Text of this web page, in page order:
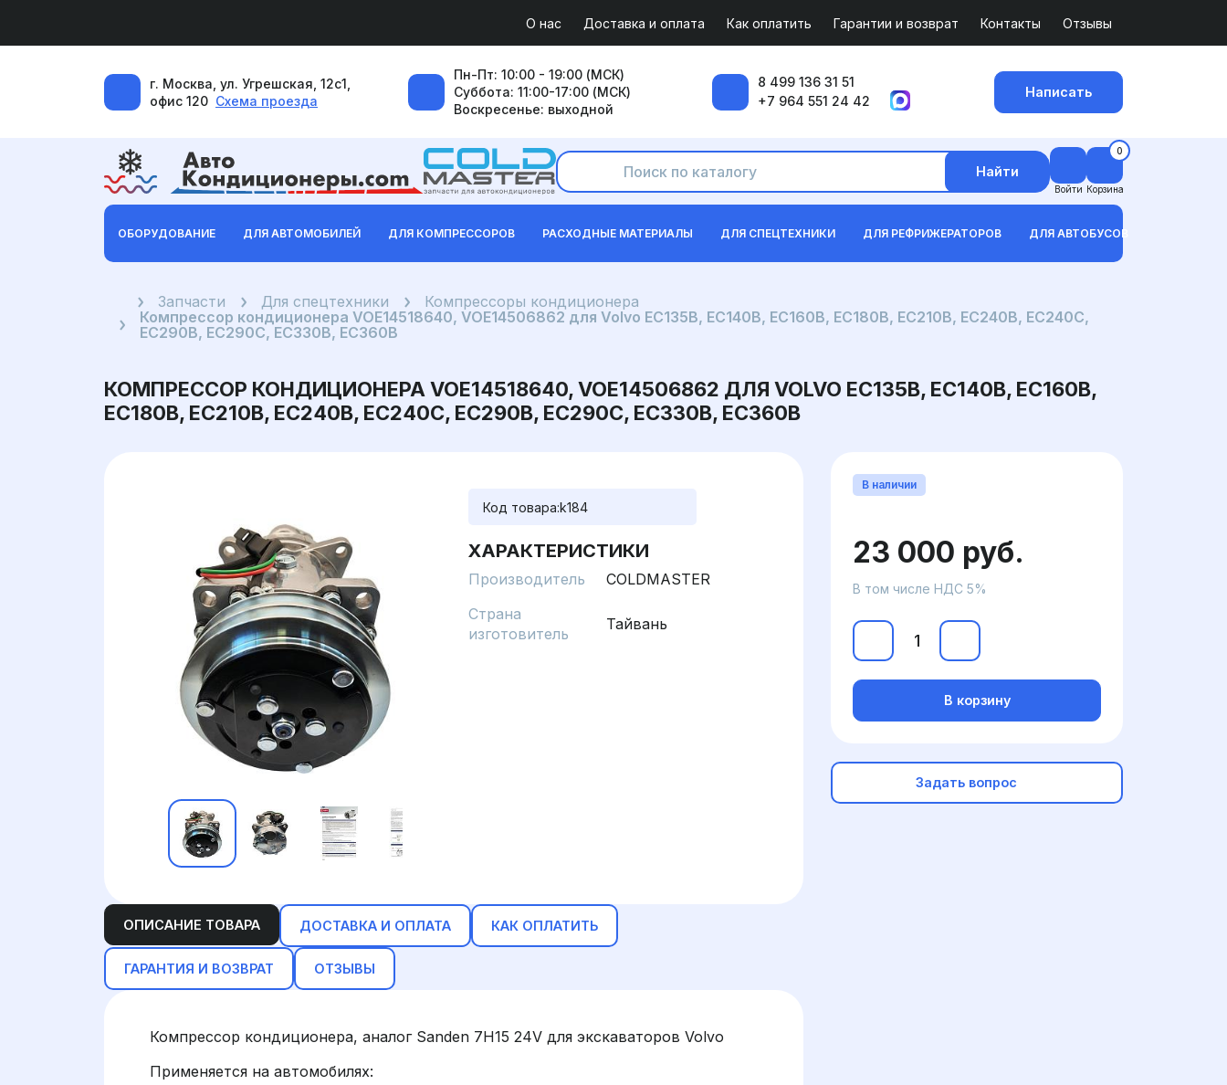
О нас Доставка и оплата Как оплатить Гарантии и возврат Контакты Отзывы
г. Москва, ул. Угрешская, 12с1,
офис 120 Схема проезда
Пн-Пт: 10:00 - 19:00 (МСК)
Суббота: 11:00-17:00 (МСК)
Воскресенье: выходной
8 499 136 31 51
+7 964 551 24 42
Написать
Найти
Войти
0
Корзина
ОБОРУДОВАНИЕ ДЛЯ АВТОМОБИЛЕЙ ДЛЯ КОМПРЕССОРОВ РАСХОДНЫЕ МАТЕРИАЛЫ ДЛЯ СПЕЦТЕХНИКИ ДЛЯ РЕФРИЖЕРАТОРОВ ДЛЯ АВТОБУСОВ
ГлавнаяЗапчасти Для спецтехники
Компрессоры кондиционера
Компрессор кондиционера VOE14518640, VOE14506862 для Volvo EC135B, EC140B, EC160B, EC180B, EC210B, EC240B, EC240C,
EC290B, EC290C, EC330B, EC360B
КОМПРЕССОР КОНДИЦИОНЕРА VOE14518640, VOE14506862 ДЛЯ VOLVO EC135B, EC140B, EC160B,
EC180B, EC210B, EC240B, EC240C, EC290B, EC290C, EC330B, EC360B
Код товара:k184
ХАРАКТЕРИСТИКИ
Производитель
COLDMASTER
Страна
изготовитель
Тайвань
ОПИСАНИЕ ТОВАРА ДОСТАВКА И ОПЛАТА КАК ОПЛАТИТЬ
ГАРАНТИЯ И ВОЗВРАТ ОТЗЫВЫ
Компрессор кондиционера, аналог Sanden 7H15 24V для экскаваторов Volvo
Применяется на автомобилях:
В наличии
23 000 руб.
В том числе НДС 5%
В корзину
Задать вопрос